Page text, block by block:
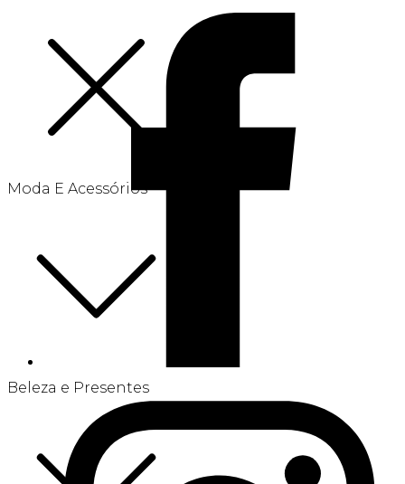
Moda E Acessórios
Beleza e Presentes